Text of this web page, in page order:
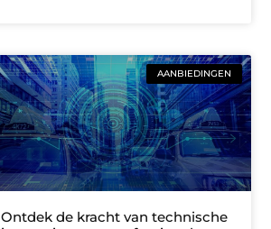
AANBIEDINGEN
Ontdek de kracht van technische